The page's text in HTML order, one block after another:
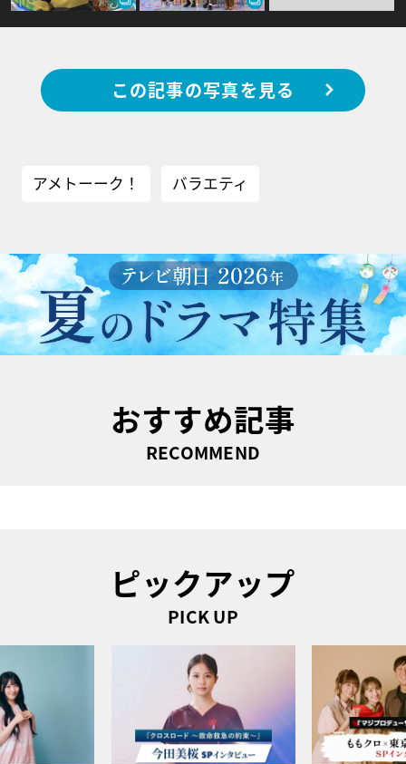
この記事の写真を見る
アメトーーク！ バラエティ
おすすめ記事
RECOMMEND
ピックアップ
PICK UP